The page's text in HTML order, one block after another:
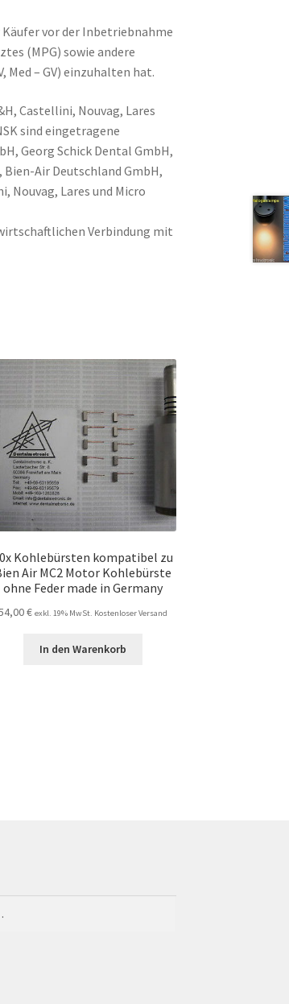
Käufer vor der Inbetriebnahme
(MPG) sowie andere
Med – GV) einzuhalten hat.
Castellini, Nouvag, Lares
sind eingetragene
Georg Schick Dental GmbH,
Bien-Air Deutschland GmbH,
Nouvag, Lares und Micro
Verbindung mit
Kohlebürsten kompatibel zu
Air MC2 Motor Kohlebürste
ohne Feder made in Germany
€ exkl. 19% MwSt. Kostenloser Versand
In den Warenkorb